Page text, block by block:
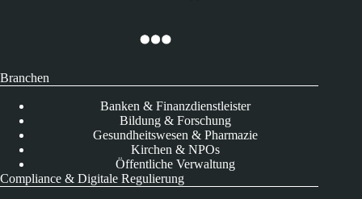
Branchen
Banken & Finanzdienstleister
Bildung & Forschung
Gesundheitswesen & Pharmazie
Kirchen & NPOs
Öffentliche Verwaltung
Compliance & Digitale Regulierung